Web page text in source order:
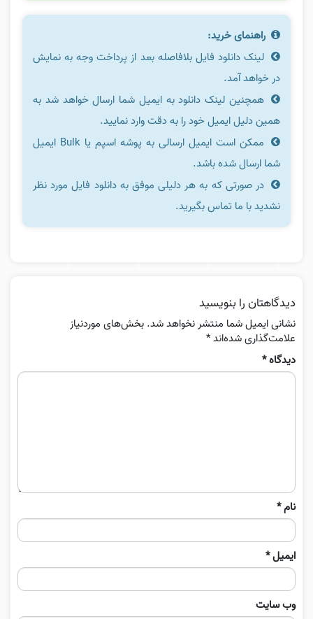
راهنمای خرید:
لینک دانلود فایل بلافاصله بعد از پرداخت وجه به نمایش
در خواهد آمد.
همچنین لینک دانلود به ایمیل شما ارسال خواهد شد به
همین دلیل ایمیل خود را به دقت وارد نمایید.
ممکن است ایمیل ارسالی به پوشه اسپم یا Bulk ایمیل
شما ارسال شده باشد.
در صورتی که به هر دلیلی موفق به دانلود فایل مورد نظر
نشدید با ما تماس بگیرید.
دیدگاهتان را بنویسید
نشانی ایمیل شما منتشر نخواهد شد. بخش‌های موردنیاز
علامت‌گذاری شده‌اند*
دیدگاه*
نام*
ایمیل*
وب‌ سایت